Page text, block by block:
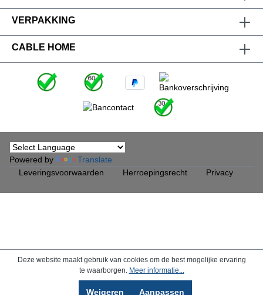
VERPAKKING
CABLE HOME
Powered by
Translate
Leveringsvoorwaarden
Herroepingsrecht Privacy
Deze website maakt gebruik van cookies om de best mogelijke ervaring
te waarborgen. Meer informatie...
Weigeren Aanpassen